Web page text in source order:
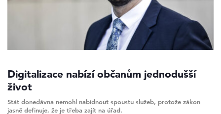
Digitalizace nabízí občanům jednodušší
život
Stát donedávna nemohl nabídnout spoustu služeb, protože zákon
jasně definuje, že je třeba zajít na úřad.